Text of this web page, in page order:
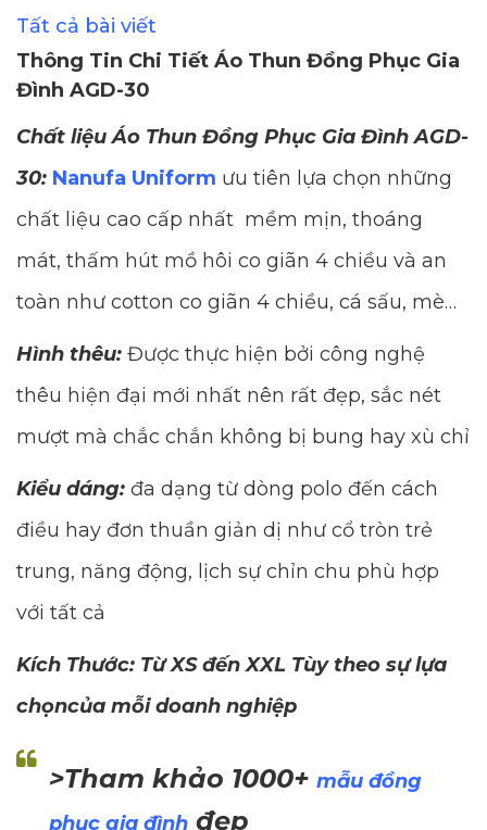
Tất cả bài viết
Thông Tin Chi Tiết Áo Thun Đồng Phục Gia
Đình AGD-30
Chất liệu Áo Thun Đồng Phục Gia Đình AGD-
30: Nanufa Uniform ưu tiên lựa chọn những
chất liệu cao cấp nhất mềm mịn, thoáng
mát, thấm hút mồ hôi co giãn 4 chiều và an
toàn như cotton co giãn 4 chiều, cá sấu, mè…
Hình thêu: Được thực hiện bởi công nghệ
thêu hiện đại mới nhất nên rất đẹp, sắc nét
mượt mà chắc chắn không bị bung hay xù chỉ
Kiểu dáng: đa dạng từ dòng polo đến cách
điều hay đơn thuần giản dị như cổ tròn trẻ
trung, năng động, lịch sự chỉn chu phù hợp
với tất cả
Kích Thước: Từ XS đến XXL Tùy theo sự lựa
chọncủa mỗi doanh nghiệp
>Tham khảo 1000+ mẫu đồng
phục gia đình đẹp